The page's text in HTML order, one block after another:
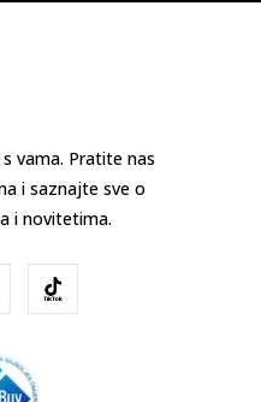
vama. Pratite nas
i saznajte sve o
i novitetima.